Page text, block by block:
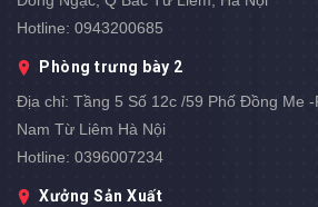
Hotline: 0943200685
Phòng trưng bày 2
Địa chỉ: Tầng 5 Số 12c /59 Phố Đồng Me
Nam Từ Liêm Hà Nội
Hotline: 0396007234
Xưởng Sản Xuất